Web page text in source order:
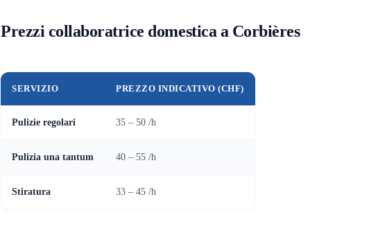
Prezzi collaboratrice domestica a Corbières
SERVIZIO PREZZO INDICATIVO (CHF)
Pulizie regolari 35 – 50 /h
Pulizia una tantum 40 – 55 /h
Stiratura 33 – 45 /h